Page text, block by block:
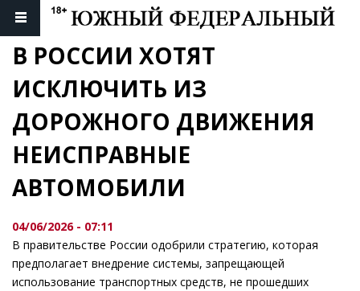
В РОССИИ ХОТЯТ
ИСКЛЮЧИТЬ ИЗ
ДОРОЖНОГО ДВИЖЕНИЯ
НЕИСПРАВНЫЕ
АВТОМОБИЛИ
04/06/2026 - 07:11
В правительстве России одобрили стратегию, которая
предполагает внедрение системы, запрещающей
использование транспортных средств, не прошедших